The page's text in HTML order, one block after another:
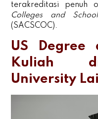
terakreditasi penuh
Colleges and
(SACSCOC).
US Degree
Kuliah
University